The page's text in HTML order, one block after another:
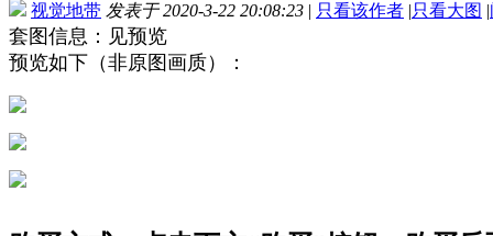
视觉地带 发表于 2020-3-22 20:08:23 | 只看该作者 |只看大图 |
套图信息：见预览
预览如下（非原图画质）：